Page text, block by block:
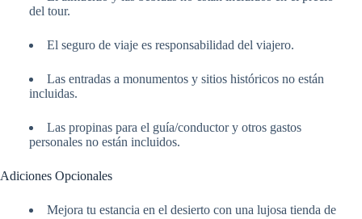
del tour.
El seguro de viaje es responsabilidad del viajero.
Las entradas a monumentos y sitios históricos no están
incluidas.
Las propinas para el guía/conductor y otros gastos
personales no están incluidos.
Adiciones Opcionales
Mejora tu estancia en el desierto con una lujosa tienda de